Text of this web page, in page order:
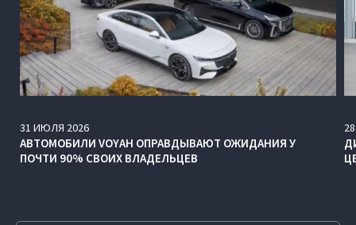
31 ИЮЛЯ 2026
АВТОМОБИЛИ VOYAH ОПРАВДЫВАЮТ ОЖИДАНИЯ У
ПОЧТИ 90% СВОИХ ВЛАДЕЛЬЦЕВ
28